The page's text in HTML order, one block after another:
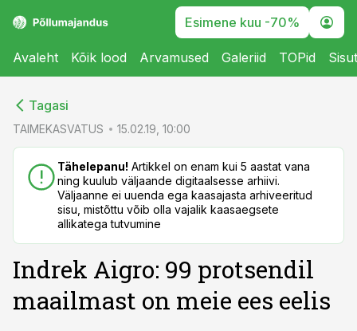
Esimene kuu -70%
Avaleht Kõik lood Arvamused Galeriid TOPid
Tagasi
TAIMEKASVATUS 15.02.19, 10:00
Tähelepanu! Artikkel on enam kui 5 aastat vana
ning kuulub väljaande digitaalsesse arhiivi.
Väljaanne ei uuenda ega kaasajasta arhiveeritud
sisu, mistõttu võib olla vajalik kaasaegsete
allikatega tutvumine
Indrek Aigro: 99 protsendil
maailmast on meie ees eelis